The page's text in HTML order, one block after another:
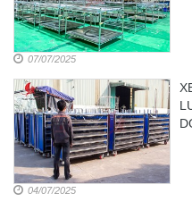
07/07/2025
04/07/2025